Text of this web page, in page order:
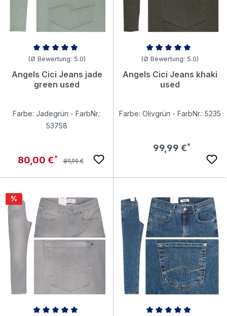
Durchschnittliche Bewertung von 5 von 5 Sternen
(Ø Bewertung: 5.0)
Angels Cici Jeans jade
green used
Farbe: Jadegrün - FarbNr.:
53758
Verkaufspreis:
80,00 € Regulärer Preis:
89,99 €
Durchschnittliche Bewertung
(Ø Bewertung: 5.0)
Angels Cici Jeans khaki
used
Farbe: Olivgrün - FarbNr.: 5235
Regulärer Preis:
99,99 €
Rabatt
%